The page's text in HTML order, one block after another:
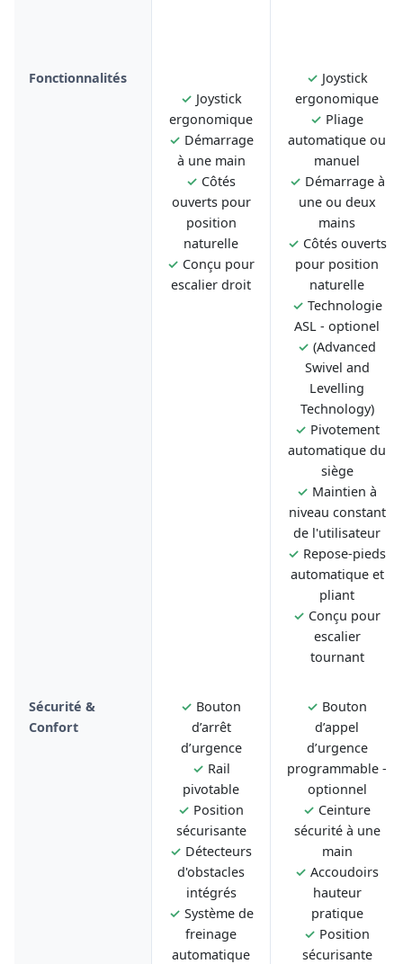
Fonctionnalités
✓ Joystick
ergonomique
✓ Démarrage
à une main
✓ Côtés
ouverts pour
position
naturelle
✓ Conçu pour
escalier droit
✓ Joystick
ergonomique
✓ Pliage
automatique ou
manuel
✓ Démarrage à
une ou deux
mains
✓ Côtés ouverts
pour position
naturelle
✓ Technologie
ASL - optionel
✓ (Advanced
Swivel and
Levelling
Technology)
✓ Pivotement
automatique du
siège
✓ Maintien à
niveau constant
de l'utilisateur
✓ Repose-pieds
automatique et
pliant
✓ Conçu pour
escalier
tournant
Sécurité &
Confort
✓ Bouton
d’arrêt
d’urgence
✓ Rail
pivotable
✓ Position
sécurisante
✓ Détecteurs
d'obstacles
intégrés
✓ Système de
freinage
automatique
✓ Bouton
d’appel
d’urgence
programmable -
optionnel
✓ Ceinture
sécurité à une
main
✓ Accoudoirs
hauteur
pratique
✓ Position
sécurisante